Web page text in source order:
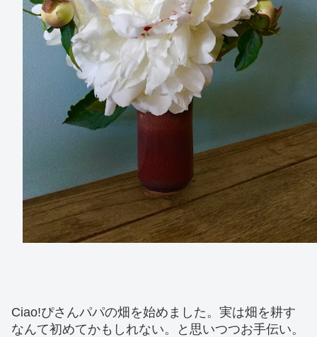
Ciao!ぴさんパパの畑を始めました。実は畑を耕す
なんて初めてかもしれない。と思いつつお手伝い。